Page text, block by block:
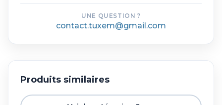
UNE QUESTION ?
contact.tuxem@gmail.com
Produits similaires